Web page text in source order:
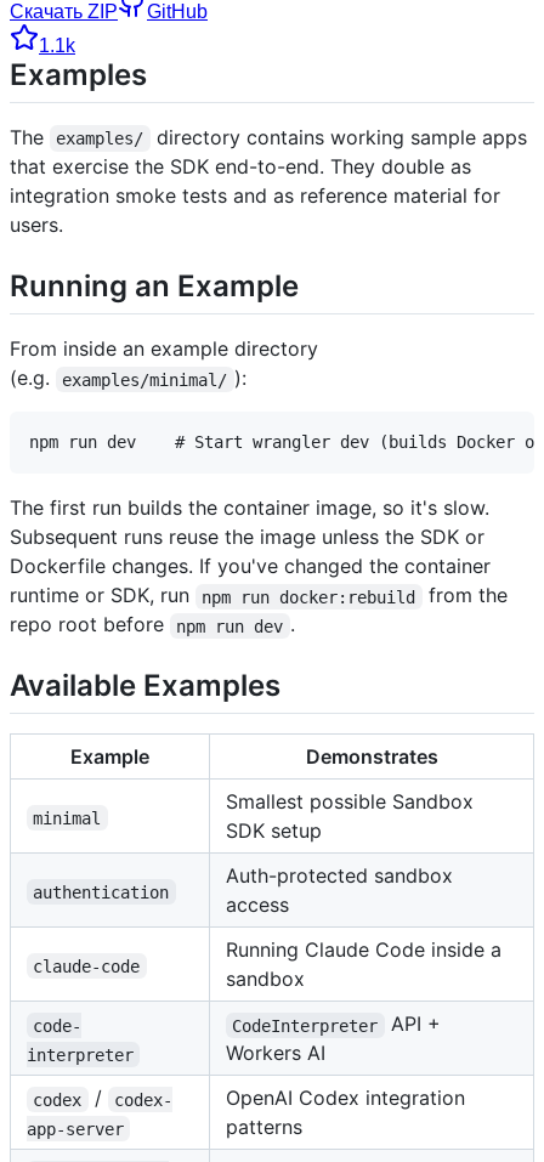
Скачать ZIP
GitHub
1.1k
Examples
The examples/
directory contains working sample apps
that exercise the SDK end-to-end. They double as
integration smoke tests and as reference material for
users.
Running an Example
From inside an example directory
(e.g.
examples/minimal/ ):
The first run builds the container image, so it's slow.
Subsequent runs reuse the image unless the SDK or
Dockerfile changes. If you've changed the container
runtime or SDK, run
npm run docker:rebuild
from the
repo root before
npm run dev .
Available Examples
Example Demonstrates
minimal
Smallest possible Sandbox
SDK setup
authentication
Auth-protected sandbox
access
claude-code
Running Claude Code inside a
sandbox
code-
interpreter
CodeInterpreter
API +
Workers AI
codex /
codex-
app-server
OpenAI Codex integration
patterns